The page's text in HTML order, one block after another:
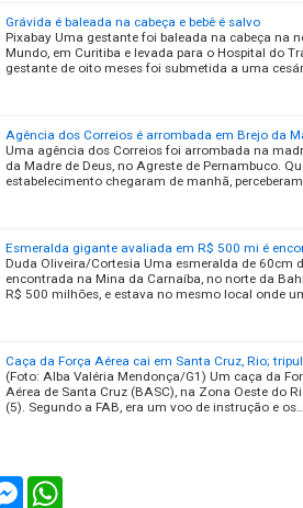
Grávida é baleada na cabeça e bebê é salvo
Pixabay Uma gestante foi baleada na cabeça na
Mundo, em Curitiba e levada para o Hospital do
gestante de oito meses foi submetida a uma
Agência dos Correios é arrombada em Brejo da
Uma agência dos Correios foi arrombada na
da Madre de Deus, no Agreste de Pernambuco.
estabelecimento chegaram de manhã,
Esmeralda gigante avaliada em R$ 500 mi é
Duda Oliveira/Cortesia Uma esmeralda de 60cm
encontrada na Mina da Carnaíba, no norte da
R$ 500 milhões, e estava no mesmo local onde
Caça da Força Aérea cai em Santa Cruz, Rio;
(Foto: Alba Valéria Mendonça/G1) Um caça da
Aérea de Santa Cruz (BASC), na Zona Oeste do
(5). Segundo a FAB, era um voo de instrução e os…
M